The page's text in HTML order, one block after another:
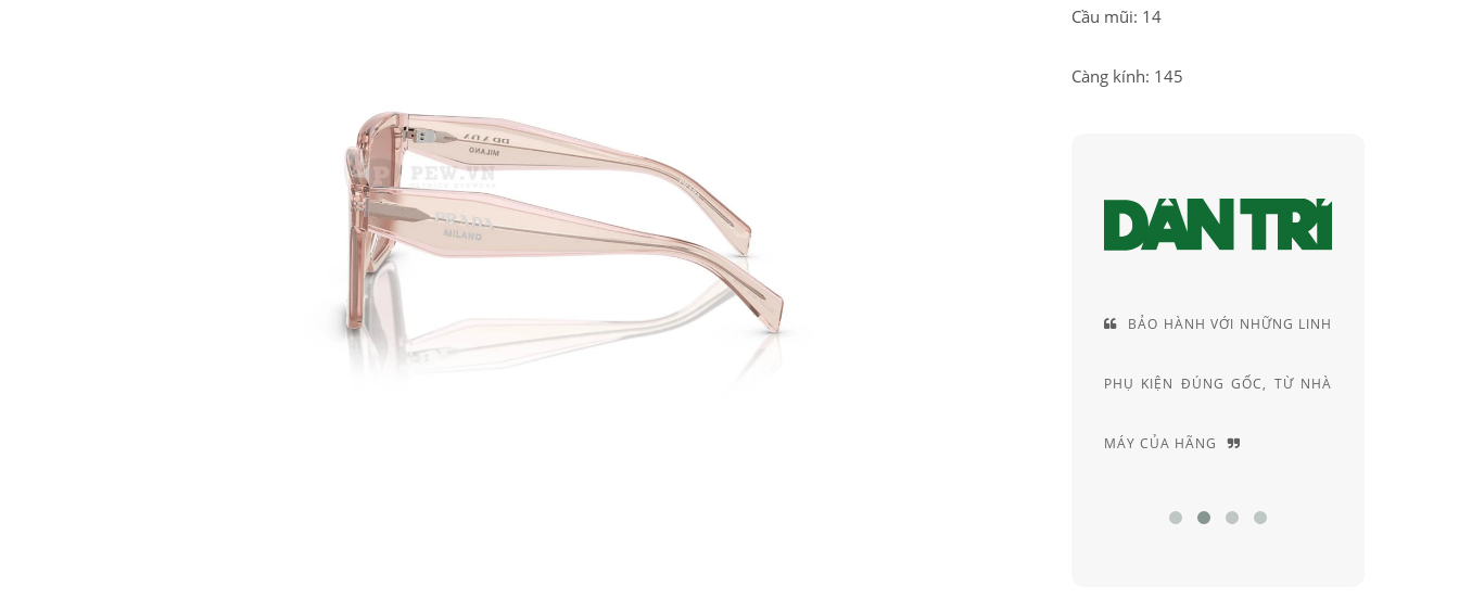
Cầu mũi: 14
Càng kính: 145
PATRICK EYEWEAR VÀ VỊ THẾ BẢO HÀNH VỚI NHỮNG LINH
PHỤ KIỆN ĐÚNG GỐC, TỪ NHÀ
CUNG CÁCH TƯ VẤN RẤT
RIÊNG, ĐẦY AM HIỂU VÀ
CHUYÊN SÂU